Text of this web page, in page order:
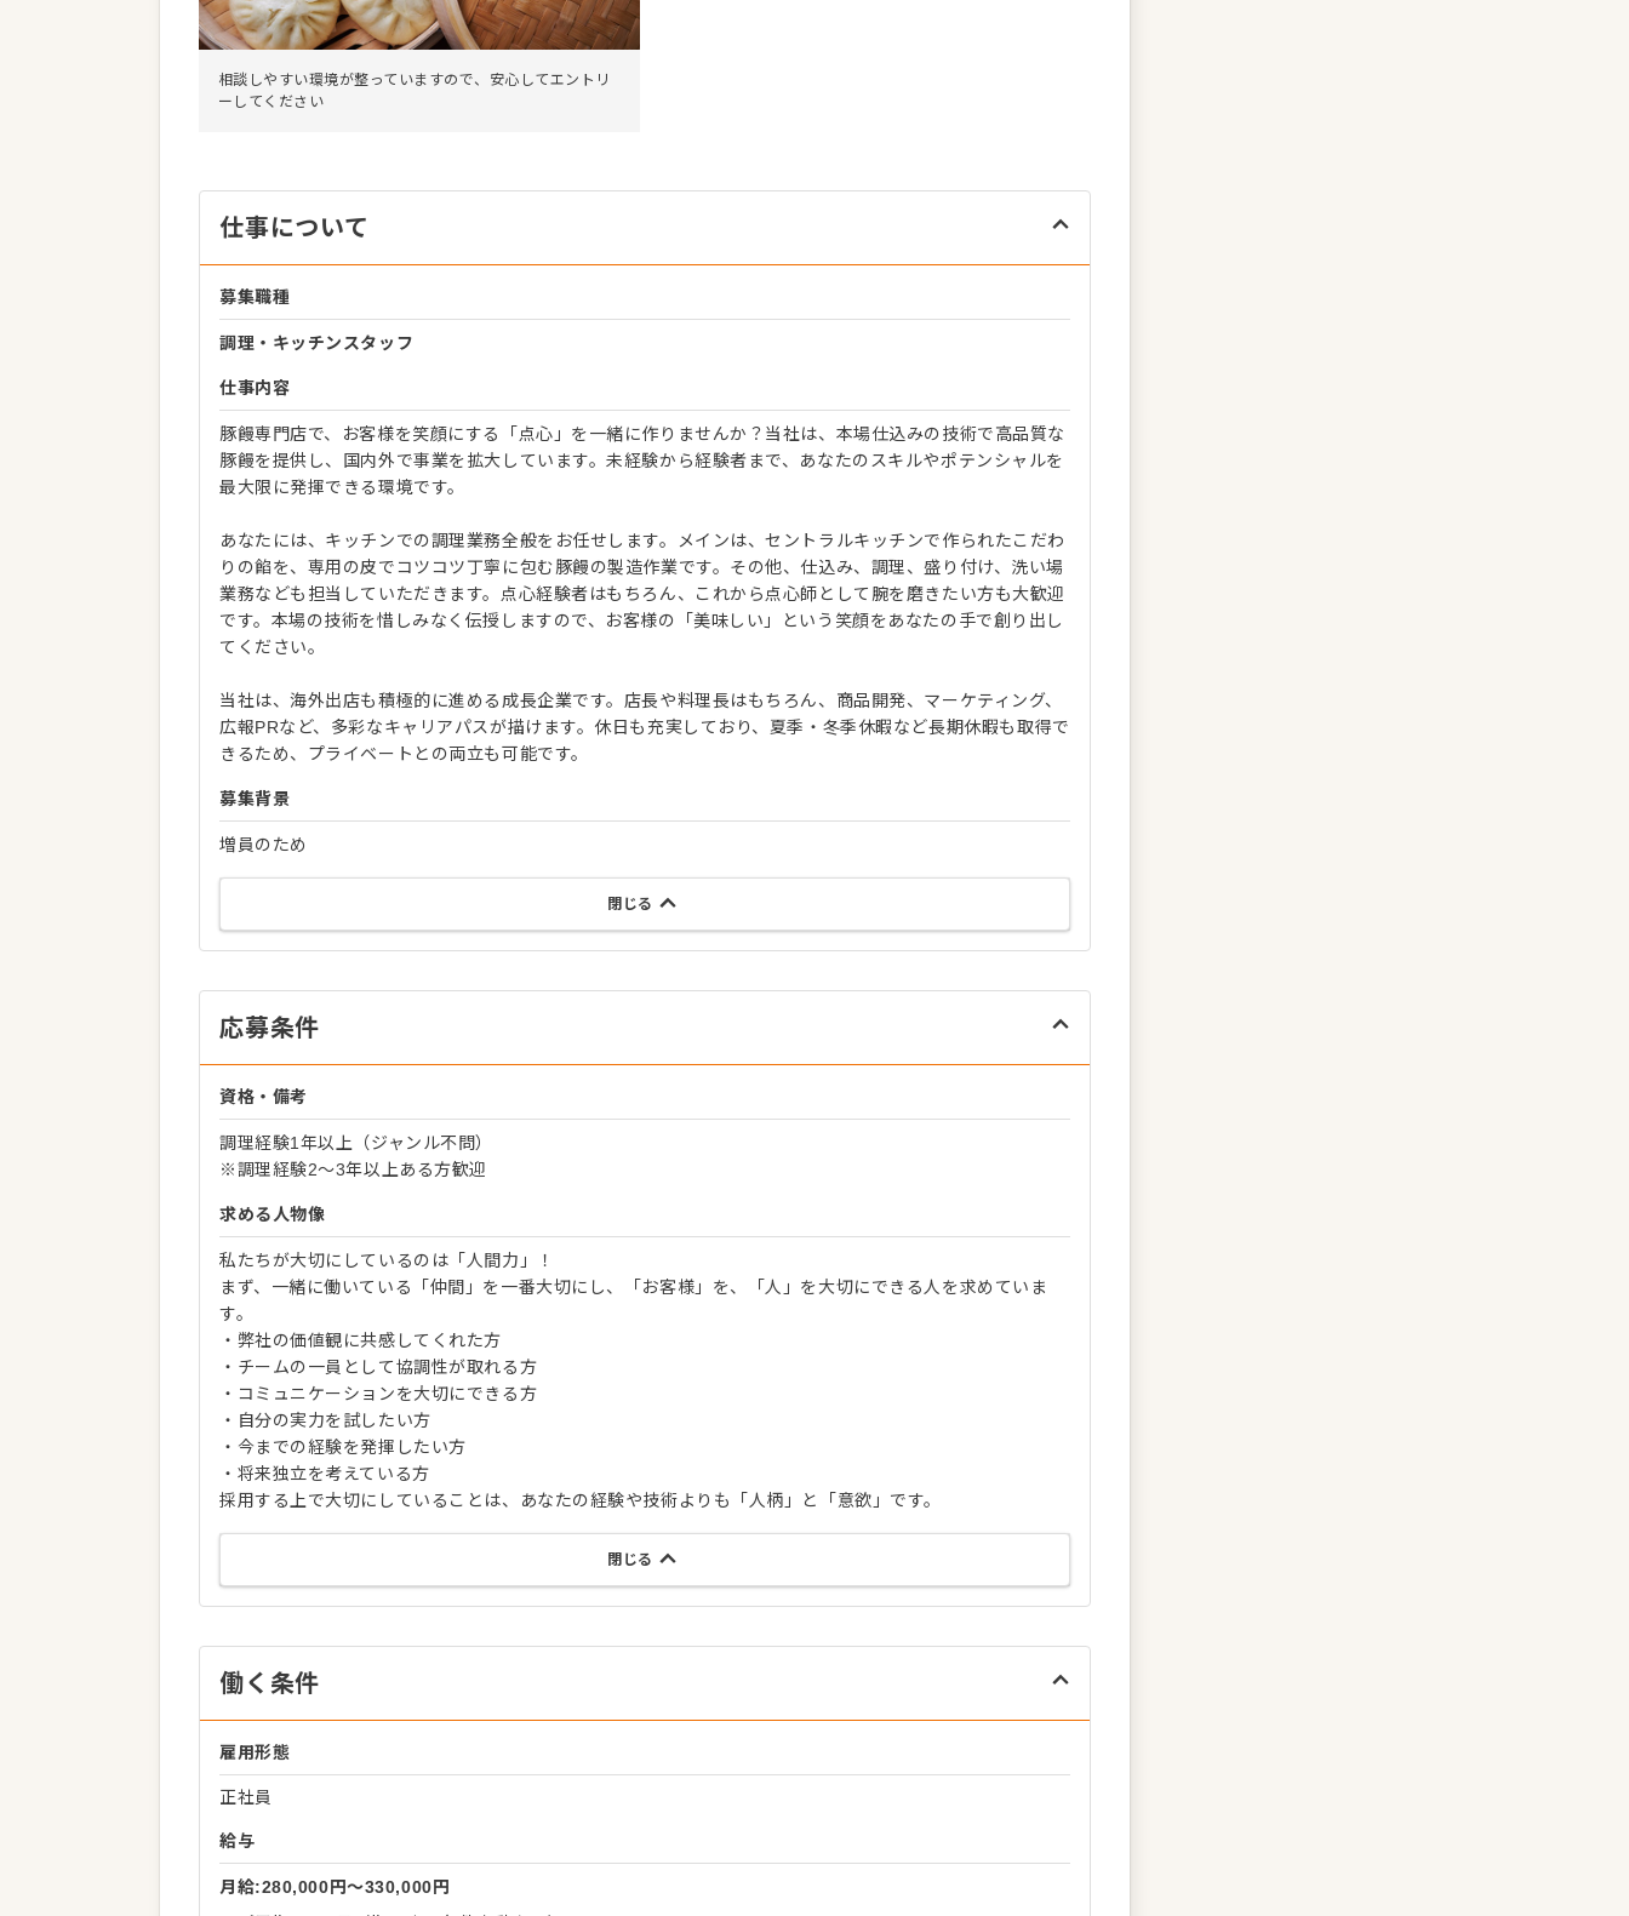
相談しやすい環境が整っていますので、安心してエントリ
ーしてください
仕事について
募集職種
調理・キッチンスタッフ
仕事内容
豚饅専門店で、お客様を笑顔にする「点心」を一緒に作りませんか？当社は、本場仕込みの技術で高品質な
豚饅を提供し、国内外で事業を拡大しています。未経験から経験者まで、あなたのスキルやポテンシャルを
最大限に発揮できる環境です。
あなたには、キッチンでの調理業務全般をお任せします。メインは、セントラルキッチンで作られたこだわ
りの餡を、専用の皮でコツコツ丁寧に包む豚饅の製造作業です。その他、仕込み、調理、盛り付け、洗い場
業務なども担当していただきます。点心経験者はもちろん、これから点心師として腕を磨きたい方も大歓迎
です。本場の技術を惜しみなく伝授しますので、お客様の「美味しい」という笑顔をあなたの手で創り出し
てください。
当社は、海外出店も積極的に進める成長企業です。店長や料理長はもちろん、商品開発、マーケティング、
広報PRなど、多彩なキャリアパスが描けます。休日も充実しており、夏季・冬季休暇など長期休暇も取得で
きるため、プライベートとの両立も可能です。
募集背景
増員のため
閉じる
応募条件
資格・備考
調理経験1年以上（ジャンル不問）
※調理経験2～3年以上ある方歓迎
求める人物像
私たちが大切にしているのは「人間力」！
まず、一緒に働いている「仲間」を一番大切にし、「お客様」を、「人」を大切にできる人を求めていま
す。
・弊社の価値観に共感してくれた方
・チームの一員として協調性が取れる方
・コミュニケーションを大切にできる方
・自分の実力を試したい方
・今までの経験を発揮したい方
・将来独立を考えている方
採用する上で大切にしていることは、あなたの経験や技術よりも「人柄」と「意欲」です。
閉じる
働く条件
雇用形態
正社員
給与
月給:280,000円〜330,000円